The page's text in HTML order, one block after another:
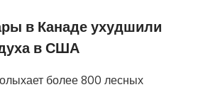
в Канаде ухудшили
в США
более 800 лесных